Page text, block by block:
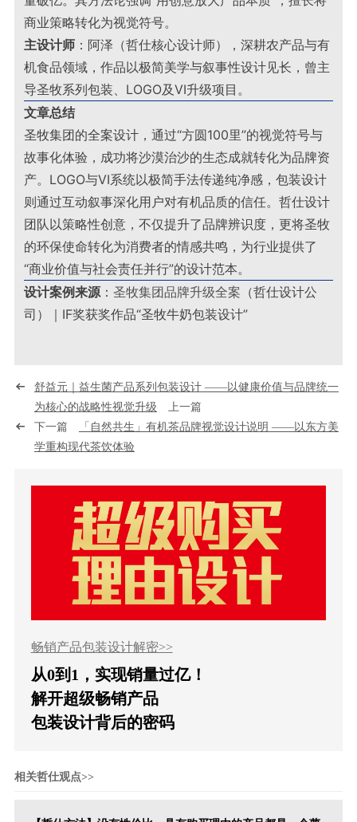
商业策略转化为视觉符号。
主设计师 ：阿泽（哲仕核心设计师），深耕农产品与有
机食品领域，作品以极简美学与叙事性设计见长，曾主
导圣牧系列包装、LOGO及VI升级项目。
文章总结
圣牧集团的全案设计，通过“方圆100里”的视觉符号与
故事化体验，成功将沙漠治沙的生态成就转化为品牌资
产。LOGO与VI系统以极简手法传递纯净感，包装设计
则通过互动叙事深化用户对有机品质的信任。哲仕设计
团队以策略性创意，不仅提升了品牌辨识度，更将圣牧
的环保使命转化为消费者的情感共鸣，为行业提供了
“商业价值与社会责任并行”的设计范本。
设计案例来源：圣牧集团品牌升级全案 （哲仕设计公
司）｜IF奖获奖作品“圣牧牛奶包装设计”
舒益元｜益生菌产品系列包装设计 ——以健康价值与品牌统一
为核心的战略性视觉升级 上一篇
下一篇
「自然共生」有机茶品牌视觉设计说明 ——以东方美
学重构现代茶饮体验
畅销产品包装设计解密>>
从0到1，实现销量过亿！
解开超级畅销产品
包装设计背后的密码
相关哲仕观点>>